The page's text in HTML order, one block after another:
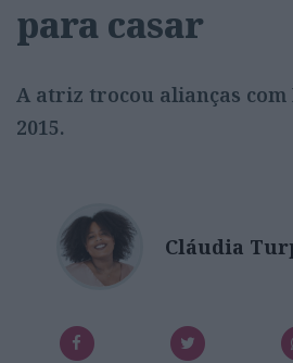
para casar
A atriz trocou alianças com
2015.
Cláudia